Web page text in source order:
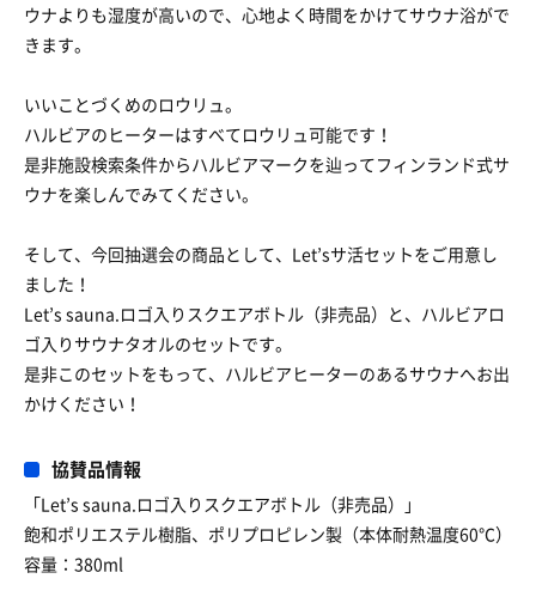
ウナよりも湿度が高いので、心地よく時間をかけてサウナ浴がで
きます。
いいことづくめのロウリュ。
ハルビアのヒーターはすべてロウリュ可能です！
是非施設検索条件からハルビアマークを辿ってフィンランド式サ
ウナを楽しんでみてください。
そして、今回抽選会の商品として、Let’sサ活セットをご用意し
ました！
Let’s sauna.ロゴ入りスクエアボトル（非売品）と、ハルビアロ
ゴ入りサウナタオルのセットです。
是非このセットをもって、ハルビアヒーターのあるサウナへお出
かけください！
協賛品情報
「Let’s sauna.ロゴ入りスクエアボトル（非売品）」
飽和ポリエステル樹脂、ポリプロピレン製（本体耐熱温度60℃）
容量：380ml